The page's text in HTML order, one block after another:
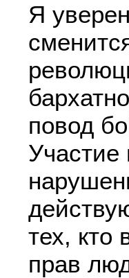
Я
повод
тех, кто
прав